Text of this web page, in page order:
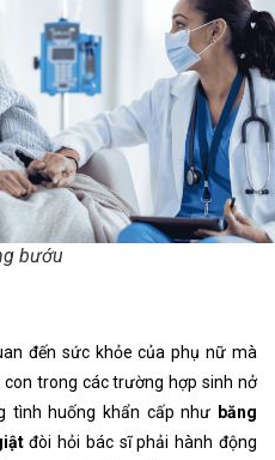
bướu
đến sức khỏe của phụ nữ mà
trong các trường hợp sinh nở
tình huống khẩn cấp như băng
đòi hỏi bác sĩ phải hành động